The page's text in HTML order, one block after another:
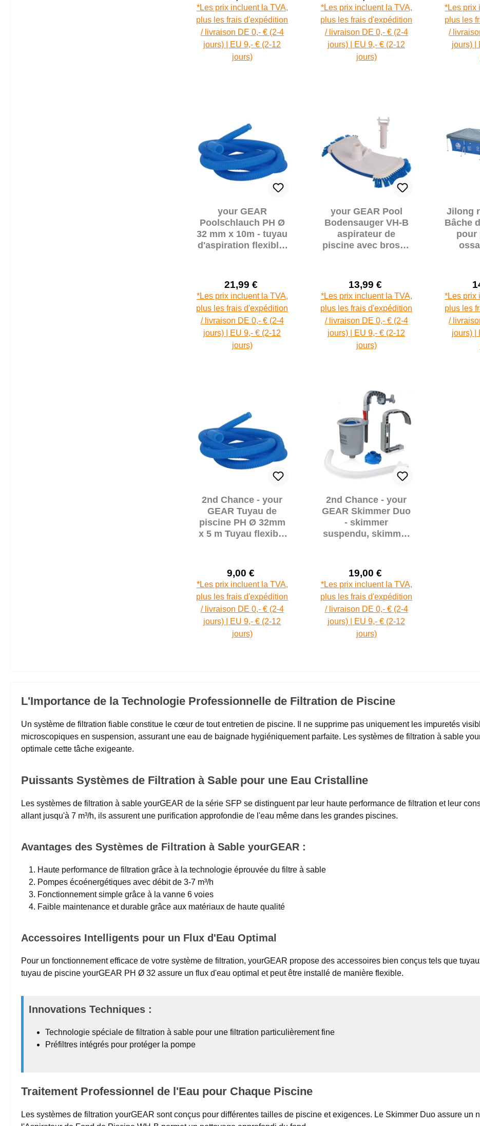
Prix de vente :
Prix régulier :
*Les prix incluent la TVA,
plus les frais d'expédition
/ livraison DE 0,- € (2-4
jours) | EU 9,- € (2-12
jours)
Prix de vente :
Prix régulier :
*Les prix incluent la TVA,
plus les frais d'expédition
/ livraison DE 0,- € (2-4
jours) | EU 9,- € (2-12
jours)
*Les prix
plus les
/
jours) |
your GEAR
Poolschlauch PH Ø
32 mm x 10m - tuyau
d'aspiration flexible,
Prix de vente :
21,99 €
Prix régulier :
*Les prix incluent la TVA,
plus les frais d'expédition
/ livraison DE 0,- € (2-4
jours) | EU 9,- € (2-12
jours)
your GEAR Pool
Bodensauger VH-B
aspirateur de
piscine avec brosse
Prix de vente :
13,99 €
Prix régulier :
*Les prix incluent la TVA,
plus les frais d'expédition
/ livraison DE 0,- € (2-4
jours) | EU 9,- € (2-12
jours)
Jilong
Bâche
pour
*Les prix
plus les
/
jours) |
2nd Chance - your
GEAR Tuyau de
piscine PH Ø 32mm
x 5 m Tuyau flexible
100cm (71075)
Prix de vente :
9,00 €
Prix régulier :
*Les prix incluent la TVA,
plus les frais d'expédition
/ livraison DE 0,- € (2-4
jours) | EU 9,- € (2-12
jours)
2nd Chance - your
GEAR Skimmer Duo
- skimmer
suspendu, skimmer
Prix de vente :
19,00 €
Prix régulier :
*Les prix incluent la TVA,
plus les frais d'expédition
/ livraison DE 0,- € (2-4
jours) | EU 9,- € (2-12
jours)
L'Importance de la Technologie Professionnelle de Filtration de Piscine
Un système de filtration fiable constitue le cœur de tout entretien de piscine. Il ne supprime pas uniquement les impuretés
microscopiques en suspension, assurant une eau de baignade hygiéniquement parfaite. Les systèmes de filtration à sable
optimale cette tâche exigeante.
Puissants Systèmes de Filtration à Sable pour une Eau Cristalline
Les systèmes de filtration à sable yourGEAR de la série SFP se distinguent par leur haute performance de filtration et leur
allant jusqu'à 7 m³/h, ils assurent une purification approfondie de l'eau même dans les grandes piscines.
Avantages des Systèmes de Filtration à Sable yourGEAR :
Haute performance de filtration grâce à la technologie éprouvée du filtre à sable
Pompes écoénergétiques avec débit de 3-7 m³/h
Fonctionnement simple grâce à la vanne 6 voies
Faible maintenance et durable grâce aux matériaux de haute qualité
Accessoires Intelligents pour un Flux d'Eau Optimal
Pour un fonctionnement efficace de votre système de filtration, yourGEAR propose des accessoires bien conçus tels que
tuyau de piscine yourGEAR PH Ø 32 assure un flux d'eau optimal et peut être installé de manière flexible.
Innovations Techniques :
Technologie spéciale de filtration à sable pour une filtration particulièrement fine
Préfiltres intégrés pour protéger la pompe
Traitement Professionnel de l'Eau pour Chaque Piscine
Les systèmes de filtration yourGEAR sont conçus pour différentes tailles de piscine et exigences. Le Skimmer Duo assure un